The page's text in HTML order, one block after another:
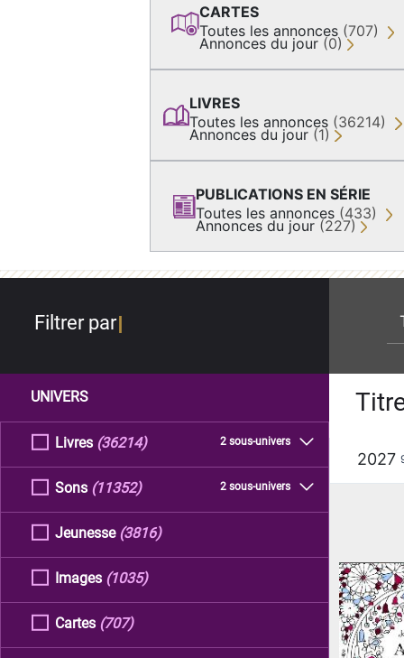
CARTES
Toutes les annonces (707)
Annonces du jour (0)
LIVRES
Toutes les annonces (36214)
Annonces du jour (1)
PUBLICATIONS EN SÉRIE
Toutes les annonces (433)
Annonces du jour (227)
Filtrer par
UNIVERS
Livres 2 sous-univers
(36214)
Sons 2 sous-univers
(11352)
Jeunesse (3816)
Images (1035)
Cartes (707)
2027